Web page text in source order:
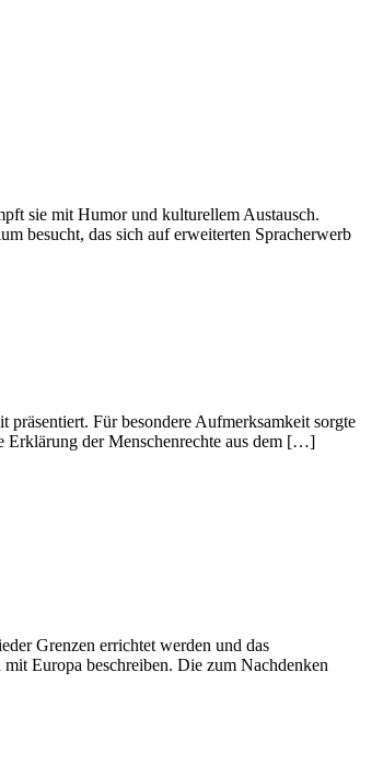
sie mit Humor und kulturellem Austausch.
besucht, das sich auf erweiterten Spracherwerb
Für besondere Aufmerksamkeit sorgte
Erklärung der Menschenrechte aus dem […]
Grenzen errichtet werden und das
Europa beschreiben. Die zum Nachdenken